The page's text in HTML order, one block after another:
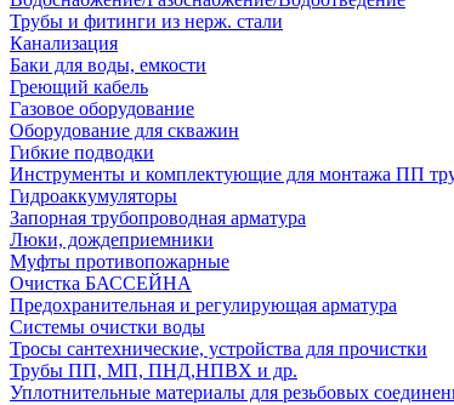
Трубы и фитинги из нерж. стали
Канализация
Баки для воды, емкости
Греющий кабель
Газовое оборудование
Оборудование для скважин
Гибкие подводки
Инструменты и комплектующие для монтажа ПП
Гидроаккумуляторы
Запорная трубопроводная арматура
Люки, дождеприемники
Муфты противопожарные
Очистка БАССЕЙНА
Предохранительная и регулирующая арматура
Системы очистки воды
Тросы сантехнические, устройства для прочистки
Трубы ПП, МП, ПНД,НПВХ и др.
Уплотнительные материалы для резьбовых